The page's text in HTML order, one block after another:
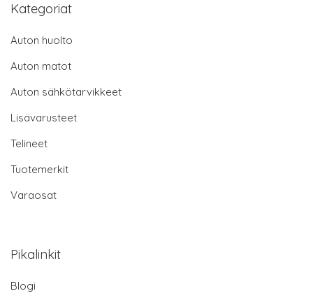
Kategoriat
Auton huolto
Auton matot
Auton sähkötarvikkeet
Lisävarusteet
Telineet
Tuotemerkit
Varaosat
Pikalinkit
Blogi